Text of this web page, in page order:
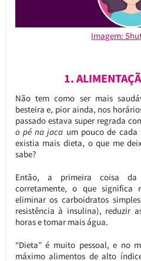
Imagem:
1.
Não tem como ser mais
besteira e, pior ainda, nos
passado estava super regrada
o pé na jaca um pouco de
existia mais dieta, o que me
sabe?
Então, a primeira coisa
corretamente, o que
eliminar os carboidratos
resistência à insulina), reduzir
horas e tomar mais água.
“Dieta” é muito pessoal, e no
máximo alimentos de alto